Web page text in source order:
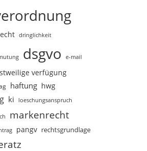
dringlichkeit
dsgvo e-mail
verfügung
haftung hwg
ki loeschungsanspruch
markenrecht
pangv rechtsgrundlage